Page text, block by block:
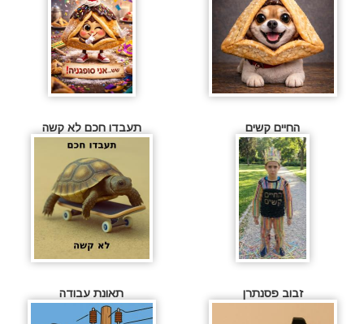
החיים קשים תעבדו חכם לא קשה
זבוב פסנתרן תאונת עבודה